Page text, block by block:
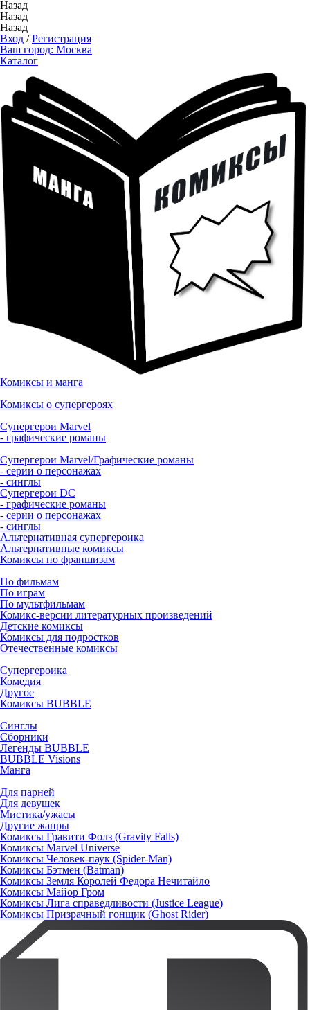
Назад
Назад
Назад
Вход /Регистрация
Ваш город: Москва
Каталог
Комиксы и манга
Комиксы о супергероях
Супергерои Marvel
- графические романы
Супергерои Marvel/Графические романы
- серии о персонажах
- синглы
Супергерои DC
- графические романы
- серии о персонажах
- синглы
Альтернативная супергероика
Альтернативные комиксы
Комиксы по франшизам
По фильмам
По играм
По мультфильмам
Комикс-версии литературных произведений
Детские комиксы
Комиксы для подростков
Отечественные комиксы
Супергероика
Комедия
Другое
Комиксы BUBBLE
Синглы
Сборники
Легенды BUBBLE
BUBBLE Visions
Манга
Для парней
Для девушек
Мистика/ужасы
Другие жанры
Комиксы Гравити Фолз (Gravity Falls)
Комиксы Marvel Universe
Комиксы Человек-паук (Spider-Man)
Комиксы Бэтмен (Batman)
Комиксы Земля Королей Федора Нечитайло
Комиксы Майор Гром
Комиксы Лига справедливости (Justice League)
Комиксы Призрачный гонщик (Ghost Rider)